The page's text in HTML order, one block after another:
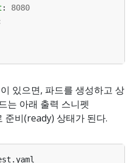
:
8080
있으면, 파드를 생성하고 상
는 아래 출력 스니펫
비(ready) 상태가 된다.